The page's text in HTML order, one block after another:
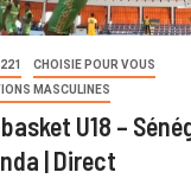
CHOISIE POUR VOUS
MASCULINES
U18 –
| Direct